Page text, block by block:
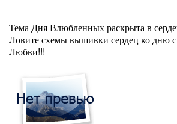
Тема Дня Влюбленных раскрыта в
Ловите схемы вышивки сердец ко дню
Любви!!!